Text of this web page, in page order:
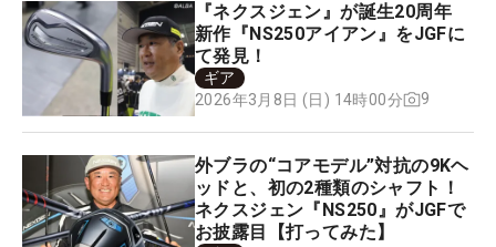
『ネクスジェン』が誕生20周年
新作『NS250アイアン』をJGFに
て発見！
ギア
2026年3月8日 (日) 14時00分
9
外ブラの“コアモデル”対抗の9Kヘ
ッドと、初の2種類のシャフト！
ネクスジェン『NS250』がJGFで
お披露目【打ってみた】